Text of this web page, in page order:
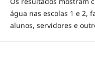
água nas escolas 1 e 2,
alunos, servidores e